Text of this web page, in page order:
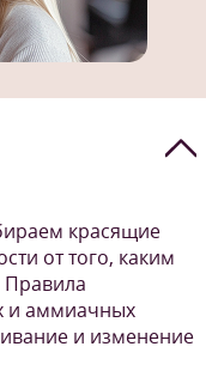
красящие
от того, каким
Правила
и аммиачных
и изменение